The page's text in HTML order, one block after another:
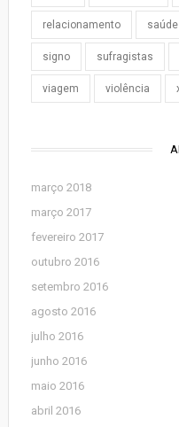
relacionamento saúde
signo sufragistas
viagem violência
março 2018
março 2017
fevereiro 2017
outubro 2016
setembro 2016
agosto 2016
julho 2016
junho 2016
maio 2016
abril 2016